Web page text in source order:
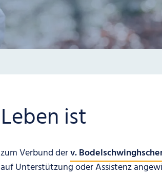
ist
Verbund derv.
Unterstützung oder Assistenz